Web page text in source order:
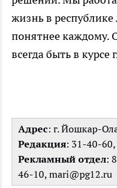
жизнь в
понятнее каждому.
всегда быть в курсе
Адрес: г. Йошкар-
Редакция: 31-40-
Рекламный отдел:
46-10, mari@pg12.ru